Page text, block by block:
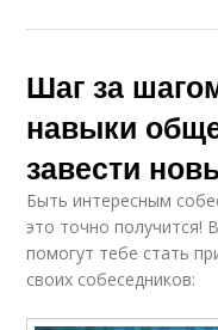
Шаг за
навыки
завести
Быть интересным
это точно получится!
помогут тебе стать
своих собеседников: